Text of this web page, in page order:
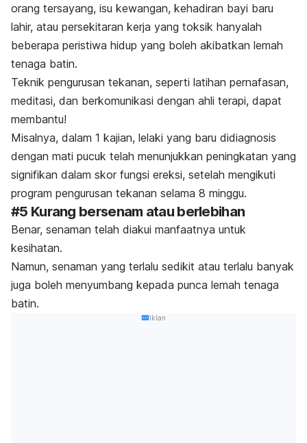
orang tersayang, isu kewangan, kehadiran bayi baru
lahir, atau persekitaran kerja yang toksik hanyalah
beberapa peristiwa hidup yang boleh akibatkan lemah
tenaga batin.
Teknik pengurusan tekanan, seperti latihan pernafasan,
meditasi, dan berkomunikasi dengan ahli terapi, dapat
membantu!
Misalnya, dalam 1 kajian, lelaki yang baru didiagnosis
dengan mati pucuk telah menunjukkan peningkatan yang
signifikan dalam skor fungsi ereksi, setelah mengikuti
program pengurusan tekanan selama 8 minggu.
#5 Kurang bersenam atau berlebihan
Benar, senaman telah diakui manfaatnya untuk
kesihatan.
Namun, senaman yang terlalu sedikit atau terlalu banyak
juga boleh menyumbang kepada punca lemah tenaga
batin.
Iklan